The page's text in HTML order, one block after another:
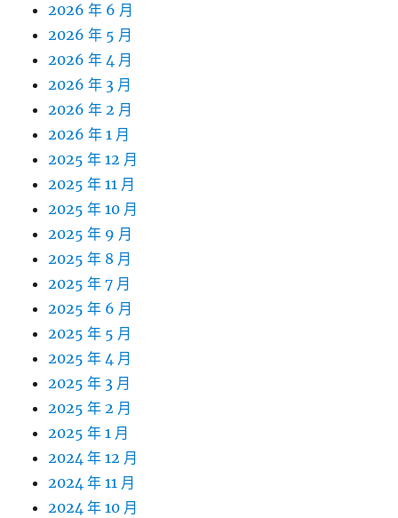
2026 年 6 月
2026 年 5 月
2026 年 4 月
2026 年 3 月
2026 年 2 月
2026 年 1 月
2025 年 12 月
2025 年 11 月
2025 年 10 月
2025 年 9 月
2025 年 8 月
2025 年 7 月
2025 年 6 月
2025 年 5 月
2025 年 4 月
2025 年 3 月
2025 年 2 月
2025 年 1 月
2024 年 12 月
2024 年 11 月
2024 年 10 月